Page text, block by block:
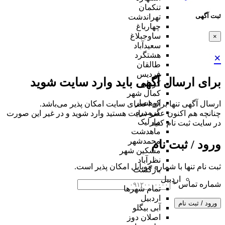
ثبت آگهی
×
×
برای ارسال آگهی باید وارد سایت شوید
ارسال آگهی تنها برای اعضای سایت امکان پذیر می‌باشد.
چنانچه هم‌ اکنون عضو سایت هستید وارد شوید و در غیر این صورت
در سایت ثبت نام کنید
ورود / ثبت نام
ثبت نام تنها با شماره موبایل امکان پذیر است.
شماره تماس*
ورود / ثبت نام
تنکمان
تهراندشت
چهارباغ
ساوجبلاغ
سعیدآباد
هشتگرد
طالقان
فردیس
کردان
کمال شهر
کوهسار
گرمدره
مارلیک
ماهدشت
محمدشهر
مشکین شهر
نظرآباد
بازگشت
اردبیل
تمام شهر‌ها
اردبیل
آبی بیگلو
اصلان دوز